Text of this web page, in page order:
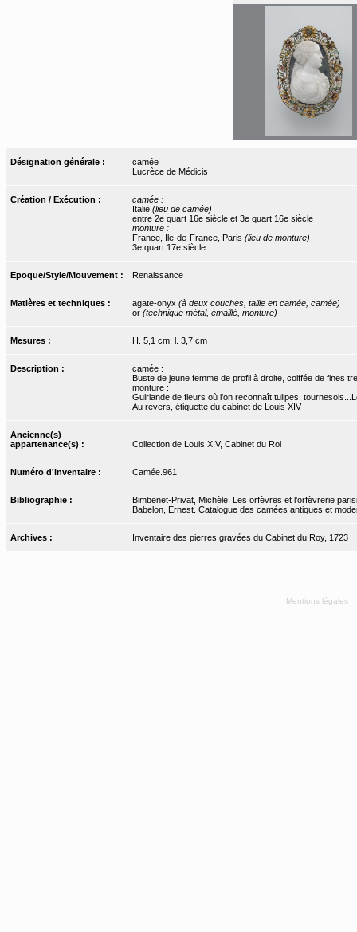
Désignation générale :
camée
Lucrèce de Médicis
Création / Exécution :
camée :
Italie (lieu de camée)
entre 2e quart 16e siècle et 3e quart 16e siècle
monture :
France, Ile-de-France, Paris (lieu de monture)
3e quart 17e siècle
Epoque/Style/Mouvement : Renaissance
Matières et techniques : agate-onyx (à deux couches, taille en camée, camée)
or (technique métal, émaillé, monture)
Mesures : H. 5,1 cm, l. 3,7 cm
Description :
camée :
Buste de jeune femme de profil à droite, coiffée de fines
monture :
Guirlande de fleurs où l'on reconnaît tulipes,
Au revers, étiquette du cabinet de Louis XIV
Ancienne(s)
appartenance(s) :
Collection de Louis XIV, Cabinet du Roi
Numéro d'inventaire : Camée.961
Bibliographie :
Bimbenet-Privat, Michèle. Les orfèvres et l’orfèvrerie
Babelon, Ernest. Catalogue des camées antiques et
Archives : Inventaire des pierres gravées du Cabinet du Roy, 1723
Mentions légales